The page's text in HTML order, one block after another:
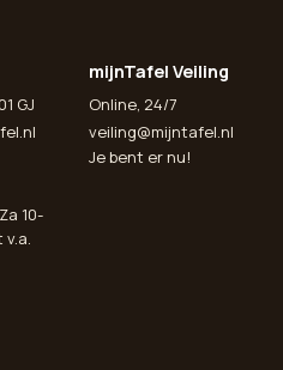
GJ
10-
v.a.
mijnTafel Veiling
Online, 24/7
veiling@mijntafel.nl
Je bent er nu!